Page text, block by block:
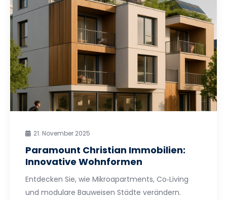
21. November 2025
Paramount Christian Immobilien:
Innovative Wohnformen
Entdecken Sie, wie Mikroapartments, Co‑Living
und modulare Bauweisen Städte verändern.